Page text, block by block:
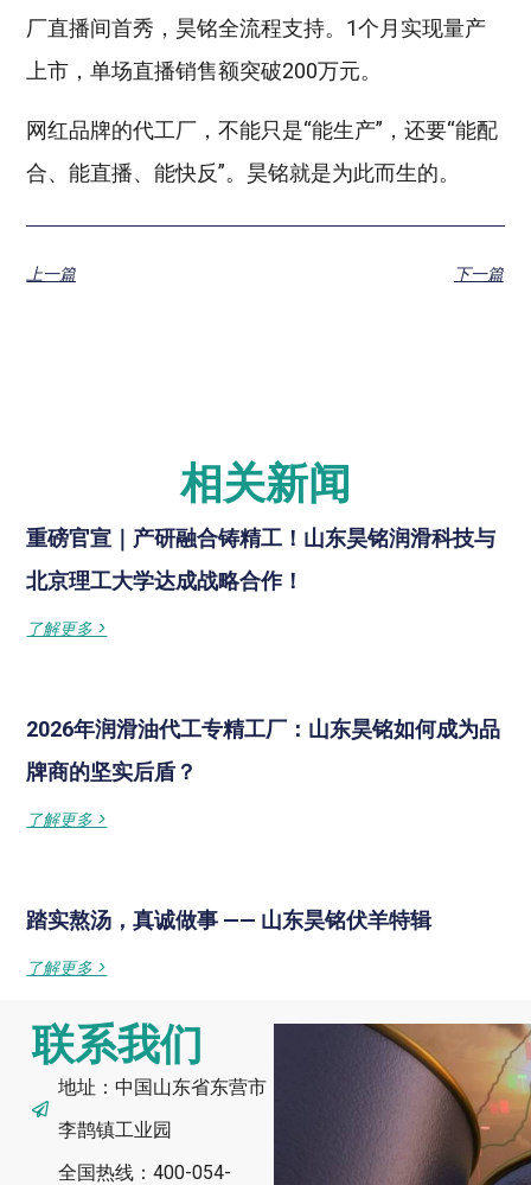
厂直播间首秀，昊铭全流程支持。1个月实现量产
上市，单场直播销售额突破200万元。
网红品牌的代工厂，不能只是“能生产”，还要“能配
合、能直播、能快反”。昊铭就是为此而生的。
上一篇 下一篇
相关新闻
重磅官宣｜产研融合铸精工！山东昊铭润滑科技与
北京理工大学达成战略合作！
了解更多 >
2026年润滑油代工专精工厂：山东昊铭如何成为品
牌商的坚实后盾？
了解更多 >
踏实熬汤，真诚做事 —— 山东昊铭伏羊特辑
了解更多 >
联系我们
地址：中国山东省东营市
李鹊镇工业园
全国热线：400-054-